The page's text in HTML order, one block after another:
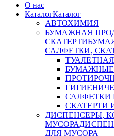
О нас
КаталогКаталог
АВТОХИМИЯ
БУМАЖНАЯ
СКАТЕРТИ
САЛФЕТКИ,
СКАТЕРТИ
ДИСПЕНСЕРЫ,
МУСОРА
ДЛЯ МУСОРА